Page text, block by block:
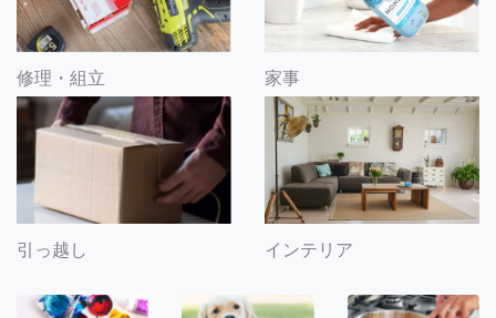
修理・組立 家事
引っ越し インテリア